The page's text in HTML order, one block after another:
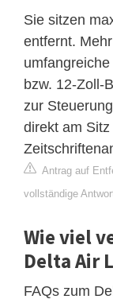
Sie sitzen
entfernt.
bzw. 12-Zoll-
zur
direkt am
Antrag auf
vollständige
Wie viel
Delta Air
FAQs zum